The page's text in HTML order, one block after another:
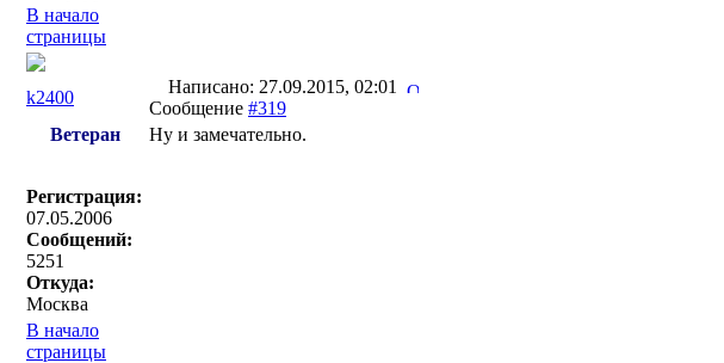
В начало
страницы
k2400
Написано: 27.09.2015, 02:01
Сообщение #319
Ветеран
Регистрация:
07.05.2006
Сообщений:
5251
Откуда:
Москва
Ну и замечательно.
В начало
страницы